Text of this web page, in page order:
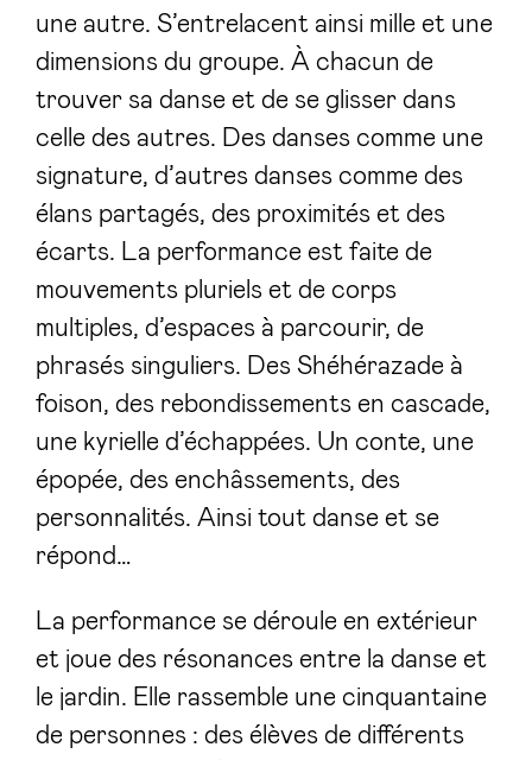
une autre. S’entrelacent ainsi mille et une
dimensions du groupe. À chacun de
trouver sa danse et de se glisser dans
celle des autres. Des danses comme une
signature, d’autres danses comme des
élans partagés, des proximités et des
écarts. La performance est faite de
mouvements pluriels et de corps
multiples, d’espaces à parcourir, de
phrasés singuliers. Des Shéhérazade à
foison, des rebondissements en cascade,
une kyrielle d’échappées. Un conte, une
épopée, des enchâssements, des
personnalités. Ainsi tout danse et se
répond…
La performance se déroule en extérieur
et joue des résonances entre la danse et
le jardin. Elle rassemble une cinquantaine
de personnes : des élèves de différents